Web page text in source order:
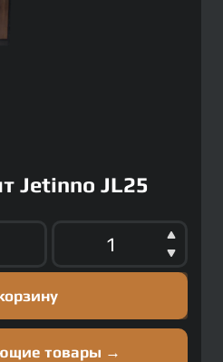
Jetinno JL25
товары →